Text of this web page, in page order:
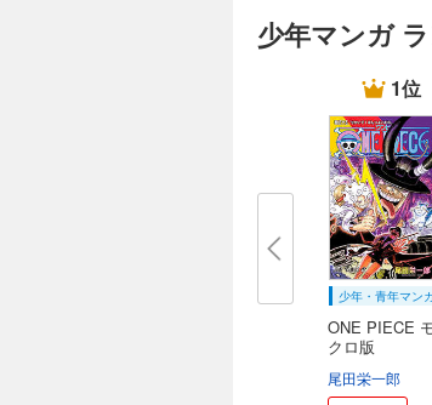
少年マンガ
1位
少年・青年マン
ONE PIECE
クロ版
尾田栄一郎